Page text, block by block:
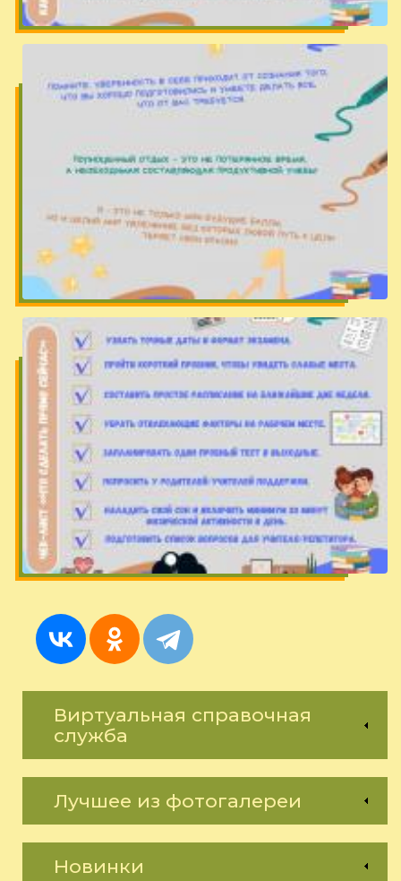
Виртуальная справочная
служба
Лучшее из фотогалереи
Новинки